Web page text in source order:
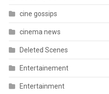
cine gossips
cinema news
Deleted Scenes
Entertainement
Entertainment